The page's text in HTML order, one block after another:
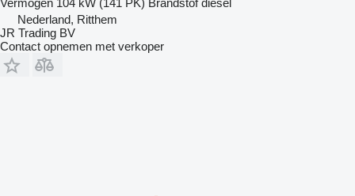
Nederland, Ritthem
JR Trading BV
Contact opnemen met verkoper